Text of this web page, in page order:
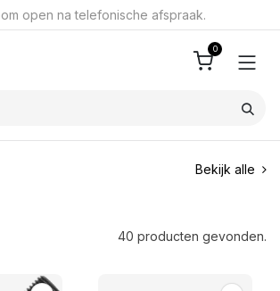
open na telefonische afspraak.
0
Bekijk alle
40 producten gevonden.